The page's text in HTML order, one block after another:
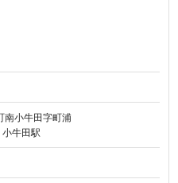
南小牛田字町浦
牛田駅